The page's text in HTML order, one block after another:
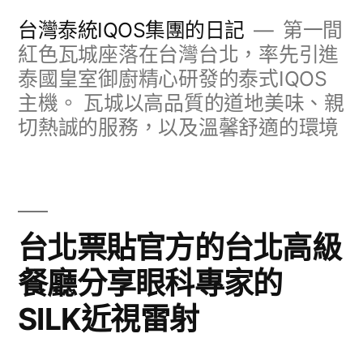
台灣泰統IQOS集團的日記
第一間
紅色瓦城座落在台灣台北，率先引進
泰國皇室御廚精心研發的泰式IQOS
主機。 瓦城以高品質的道地美味、親
切熱誠的服務，以及溫馨舒適的環境
台北票貼官方的台北高級
餐廳分享眼科專家的
SILK近視雷射